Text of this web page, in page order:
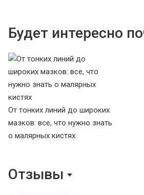
Будет интересно
От тонких линий до широких
мазков: все, что нужно знать
о малярных кистях
Отзывы